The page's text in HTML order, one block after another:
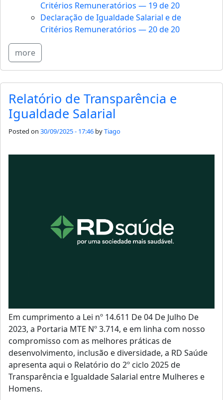
Critérios Remuneratórios — 19 de 20
Declaração de Igualdade Salarial e de
Critérios Remuneratórios — 20 de 20
more
Relatório de Transparência e
Igualdade Salarial
Posted on 30/09/2025 - 17:46 byTiago
Em cumprimento a Lei nº 14.611 De 04 De Julho De
2023, a Portaria MTE Nº 3.714, e em linha com nosso
compromisso com as melhores práticas de
desenvolvimento, inclusão e diversidade, a RD Saúde
apresenta aqui o Relatório do 2º ciclo 2025 de
Transparência e Igualdade Salarial entre Mulheres e
Homens.